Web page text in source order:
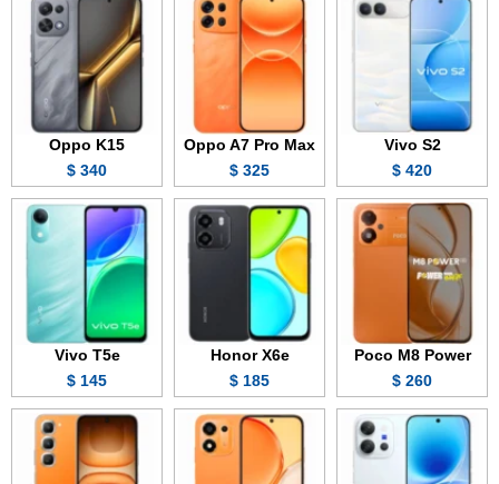
Vivo S2
420 $
Oppo A7 Pro Max
325 $
Oppo K15
340 $
Poco M8 Power
260 $
Honor X6e
185 $
Vivo T5e
145 $